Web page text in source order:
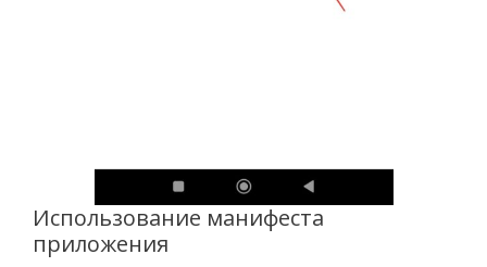
Использование манифеста
приложения